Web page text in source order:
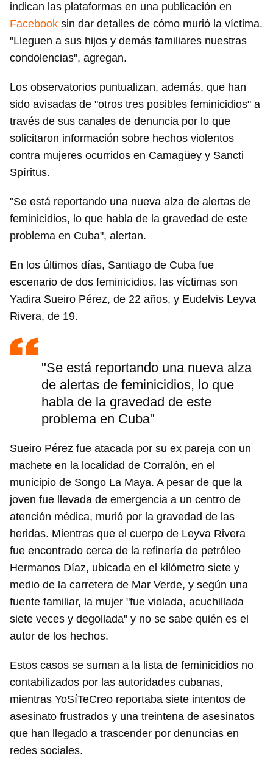
indican las plataformas en una publicación en
Facebook sin dar detalles de cómo murió la víctima.
"Lleguen a sus hijos y demás familiares nuestras
condolencias", agregan.
Los observatorios puntualizan, además, que han
sido avisadas de "otros tres posibles feminicidios" a
través de sus canales de denuncia por lo que
solicitaron información sobre hechos violentos
contra mujeres ocurridos en Camagüey y Sancti
Spíritus.
"Se está reportando una nueva alza de alertas de
feminicidios, lo que habla de la gravedad de este
problema en Cuba", alertan.
En los últimos días, Santiago de Cuba fue
escenario de dos feminicidios, las víctimas son
Yadira Sueiro Pérez, de 22 años, y Eudelvis Leyva
Rivera, de 19.
"Se está reportando una nueva alza
de alertas de feminicidios, lo que
habla de la gravedad de este
problema en Cuba"
Sueiro Pérez fue atacada por su ex pareja con un
machete en la localidad de Corralón, en el
municipio de Songo La Maya. A pesar de que la
joven fue llevada de emergencia a un centro de
atención médica, murió por la gravedad de las
heridas. Mientras que el cuerpo de Leyva Rivera
fue encontrado cerca de la refinería de petróleo
Hermanos Díaz, ubicada en el kilómetro siete y
medio de la carretera de Mar Verde, y según una
fuente familiar, la mujer "fue violada, acuchillada
siete veces y degollada" y no se sabe quién es el
autor de los hechos.
Estos casos se suman a la lista de feminicidios no
contabilizados por las autoridades cubanas,
mientras YoSíTeCreo reportaba siete intentos de
asesinato frustrados y una treintena de asesinatos
que han llegado a trascender por denuncias en
redes sociales.